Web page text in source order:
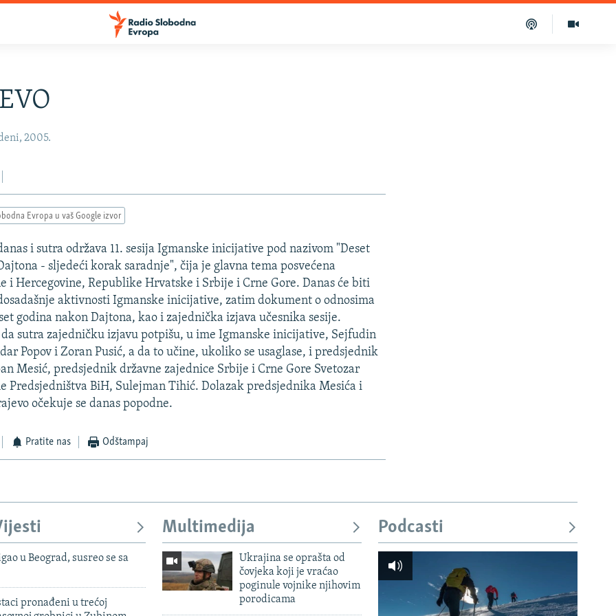
2005.
Evropa u vaš Google izvor
i sutra održava 11. sesija Igmanske inicijative pod nazivom "Deset
- sljedeći korak saradnje", čija je glavna tema posvećena
i Hercegovine, Republike Hrvatske i Srbije i Crne Gore. Danas će biti
aktivnosti Igmanske inicijative, zatim dokument o odnosima
godina nakon Dajtona, kao i zajednička izjava učesnika sesije.
sutra zajedničku izjavu potpišu, u ime Igmanske inicijative, Sejfudin
Popov i Zoran Pusić, a da to učine, ukoliko se usaglase, i predsjednik
Mesić, predsjednik državne zajednice Srbije i Crne Gore Svetozar
Predsjedništva BiH, Sulejman Tihić. Dolazak predsjednika Mesića i
očekuje se danas popodne.
Pratite nas Odštampaj
u Beograd, susreo se sa
pronađeni u trećoj
Multimedija
Ukrajina se oprašta od
čovjeka koji je vraćao
poginule vojnike njihovim
porodicama
Podcasti